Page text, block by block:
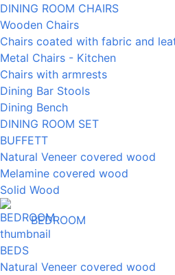
DINING ROOM CHAIRS
Wooden Chairs
Chairs coated with fabric and
Metal Chairs - Kitchen
Chairs with armrests
Dining Bar Stools
Dining Bench
DINING ROOM SET
BUFFETT
Natural Veneer covered wood
Melamine covered wood
Solid Wood
BEDROOM
BEDS
Natural Veneer covered wood